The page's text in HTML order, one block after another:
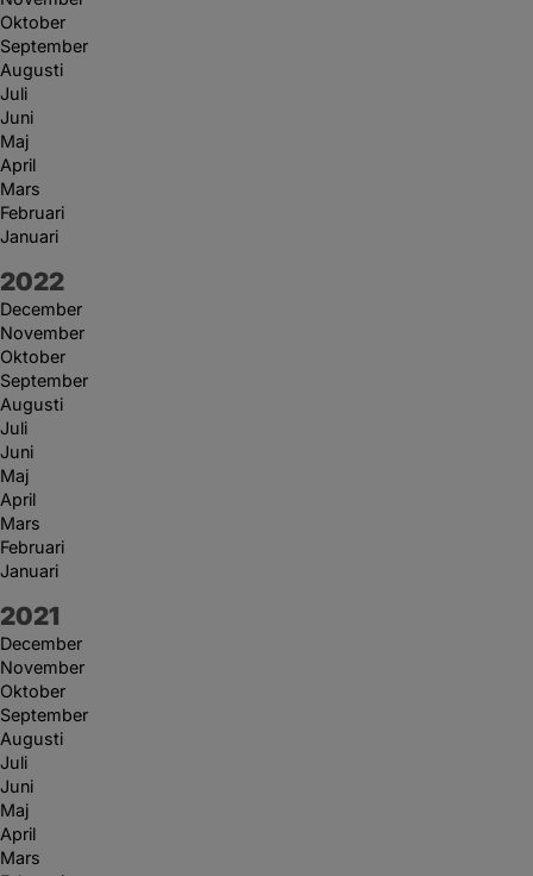
Oktober
September
Augusti
Juli
Juni
Maj
April
Mars
Februari
Januari
År:
2022
December
November
Oktober
September
Augusti
Juli
Juni
Maj
April
Mars
Februari
Januari
År:
2021
December
November
Oktober
September
Augusti
Juli
Juni
Maj
April
Mars